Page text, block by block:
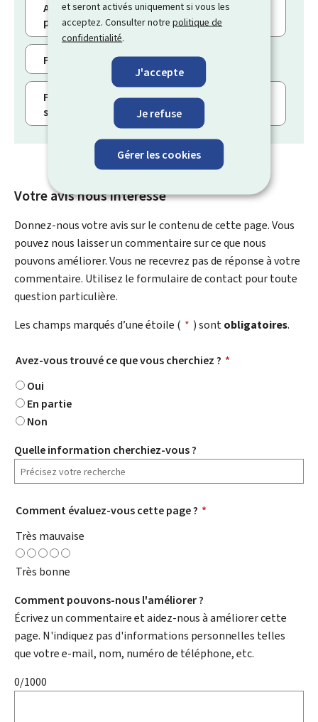
et seront activés uniquement si vous les
acceptez. Consulter notrepolitique de
confidentialité.
J'accepte
Je refuse
Gérer les cookies
Ajouter un utilisateur dans un espace
professionnel
Faire certifier un espace professionnel
Faire une démarche avec authentification et
suivre son statut
Votre avis nous intéresse
Donnez-nous votre avis sur le contenu de cette page. Vous
pouvez nous laisser un commentaire sur ce que nous
pouvons améliorer. Vous ne recevrez pas de réponse à votre
commentaire. Utilisez le formulaire de contact pour toute
question particulière.
Les champs marqués d’une étoile ( * ) sontobligatoires.
Avez-vous trouvé ce que vous cherchiez ? *
Oui
En partie
Non
Quelle information cherchiez-vous ?
Comment évaluez-vous cette page ? *
Très mauvaise
Très bonne
Comment pouvons-nous l'améliorer ?
Écrivez un commentaire et aidez-nous à améliorer cette
page. N'indiquez pas d'informations personnelles telles
que votre e-mail, nom, numéro de téléphone, etc.
0/1000